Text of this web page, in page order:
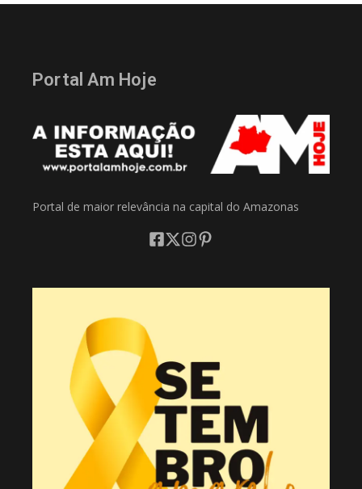
Portal Am Hoje
Portal de maior relevância na capital do Amazonas